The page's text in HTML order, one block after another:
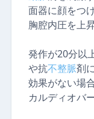
面器に顔をつ
胸腔内圧を上
発作が20分以
や抗不整脈剤
効果がない場
カルディオバ